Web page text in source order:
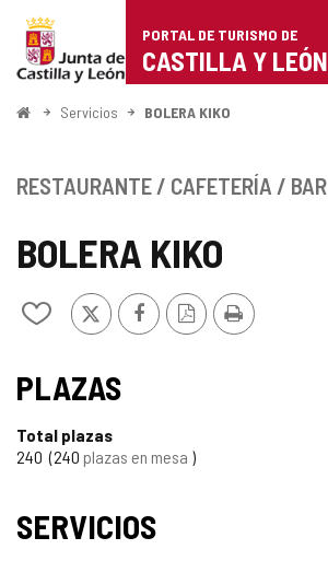
Portal
de
Turismo
Castilla
León
PORTAL DE TURISMO DE
CASTILLA Y LEÓN
InicioServicios BOLERA KIKO
BOLERA KIKO
Añadir/quitar
cuadernos
X FacebookVersión
PDF
Imprimir
RESTAURANTE / CAFETERÍA / BAR
PLAZAS
Total plazas
240 240 plazas en mesa
SERVICIOS